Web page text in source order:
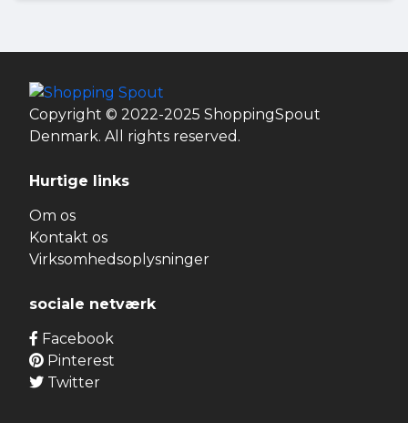
Copyright © 2022-2025 ShoppingSpout
Denmark. All rights reserved.
Hurtige links
Om os
Kontakt os
Virksomhedsoplysninger
sociale netværk
Facebook
Pinterest
Twitter